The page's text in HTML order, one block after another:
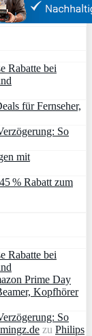
Rabatte bei
für Fernseher,
So
mit
% Rabatt zum
Rabatte bei
Prime Day
Kopfhörer
So
zu Philips